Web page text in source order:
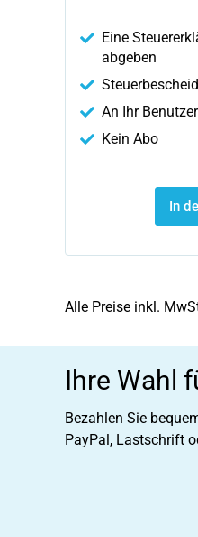
Eine
abgeben
An Ihr
Kein Abo
In
Alle Preise inkl.
Ihre Wahl
Bezahlen Sie
PayPal, Lastschrift